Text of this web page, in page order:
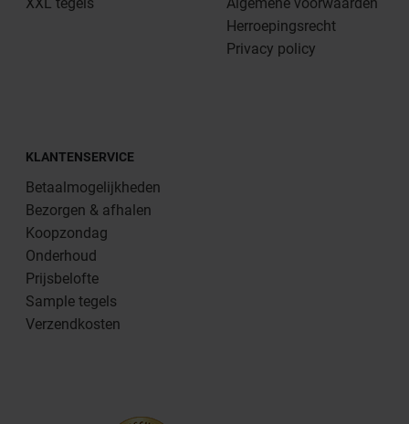
Herroepingsrecht
Privacy policy
KLANTENSERVICE
Betaalmogelijkheden
Bezorgen & afhalen
Koopzondag
Onderhoud
Prijsbelofte
Sample tegels
Verzendkosten